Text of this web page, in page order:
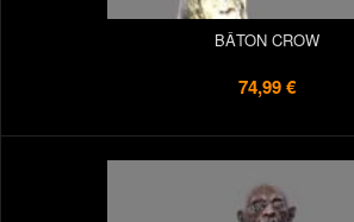
BÂTON CROW
74,99 €